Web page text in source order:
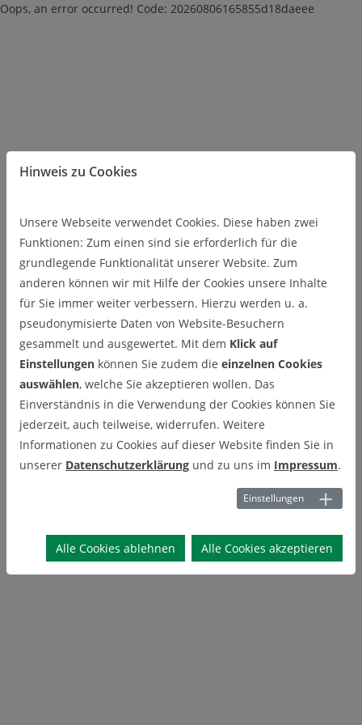
Oops, an error occurred! Code: 20260806165855d18daeee
Hinweis zu Cookies
Unsere Webseite verwendet Cookies. Diese haben zwei
Funktionen: Zum einen sind sie erforderlich für die
grundlegende Funktionalität unserer Website. Zum
anderen können wir mit Hilfe der Cookies unsere Inhalte
für Sie immer weiter verbessern. Hierzu werden u. a.
pseudonymisierte Daten von Website-Besuchern
gesammelt und ausgewertet. Mit dem Klick auf
Einstellungen können Sie zudem die einzelnen Cookies
auswählen, welche Sie akzeptieren wollen. Das
Einverständnis in die Verwendung der Cookies können Sie
jederzeit, auch teilweise, widerrufen. Weitere
Informationen zu Cookies auf dieser Website finden Sie in
unserer Datenschutzerklärung und zu uns im Impressum.
Einstellungen
Alle Cookies ablehnen Alle Cookies akzeptieren